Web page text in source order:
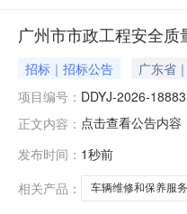
广州市市政工程安全
招标｜招标公告 广东省
项目编号： DDYJ-2026-
正文内容： 点击查看公告内容
发布时间： 1秒前
相关产品：
车辆维修和保养服务